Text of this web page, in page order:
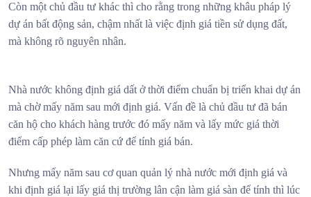
Còn một chủ đầu tư khác thì cho rằng trong những khâu pháp lý
dự án bất động sản, chậm nhất là việc định giá tiền sử dụng đất,
mà không rõ nguyên nhân.
Nhà nước không định giá dất ở thời điểm chuẩn bị triển khai dự án
mà chờ mấy năm sau mới định giá. Vấn đề là chủ đầu tư đã bán
căn hộ cho khách hàng trước đó mấy năm và lấy mức giá thời
điểm cấp phép làm căn cứ để tính giá bán.
Nhưng mấy năm sau cơ quan quản lý nhà nước mới định giá và
khi định giá lại lấy giá thị trường lân cận làm giá sàn để tính thì lúc